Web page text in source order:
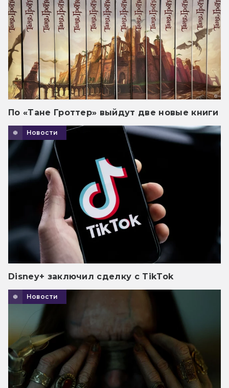
По «Тане Гроттер» выйдут две новые книги
Новости
Disney+ заключил сделку с TikTok
Новости